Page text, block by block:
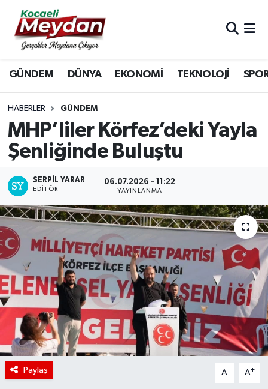
GÜNDEM DÜNYA EKONOMİ TEKNOLOJİ
HABERLER GÜNDEM
MHP’liler Körfez’deki Yayla
Şenliğinde Buluştu
SERPİL YARAR
EDITÖR
06.07.2026 - 11:22
YAYINLANMA
Paylaş A- A+
Nöbetçi Eczaneler
Hava Durumu
Trafik Durumu
Süper Lig Puan Durumu ve Fikstür
Haber Arşivi